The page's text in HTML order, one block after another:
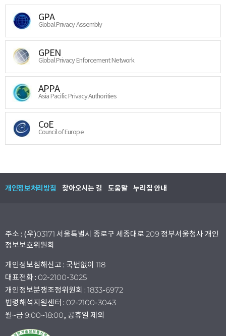
GPA
Global Privacy Assembly
GPEN
Global Privacy Enforcement Network
APPA
Asia Pacific Privacy Authorities
CoE
Council of Europe
개인정보처리방침 찾아오시는 길 도움말 누리집 안내
주소 : (우)03171 서울특별시 종로구 세종대로 209 정부서울청사 개인
정보보호위원회
개인정보침해신고 : 국번없이 118
대표전화 : 02-2100-3025
개인정보분쟁조정위원회 : 1833-6972
법령해석지원센터 : 02-2100-3043
월~금 9:00~18:00, 공휴일 제외